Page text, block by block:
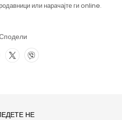
или нарачајте ги online.
НЕ